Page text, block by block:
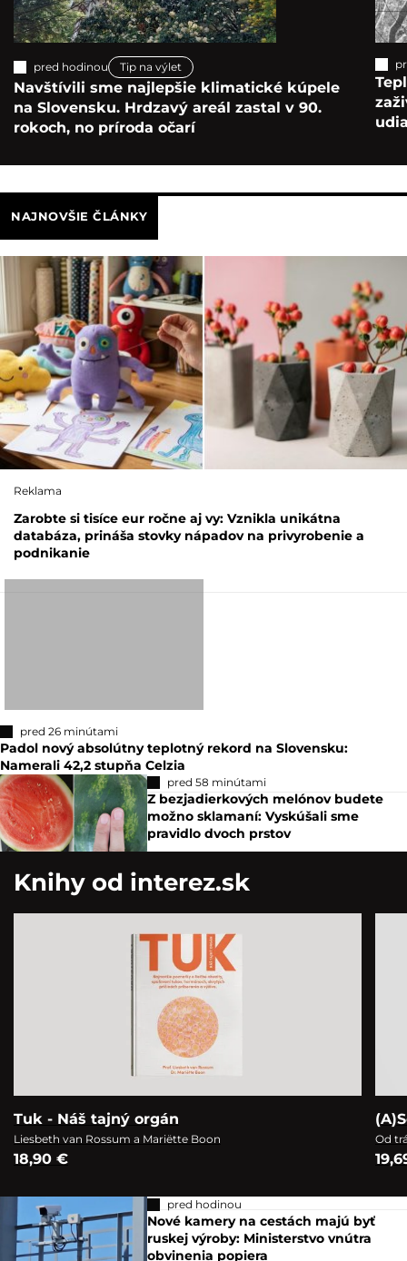
pred hodinou Tip na výlet
Navštívili sme najlepšie klimatické kúpele
na Slovensku. Hrdzavý areál zastal v 90.
rokoch, no príroda očarí
NAJNOVŠIE ČLÁNKY
Reklama
Zarobte si tisíce eur ročne aj vy: Vznikla unikátna
databáza, prináša stovky nápadov na privyrobenie a
podnikanie
pred 26 minútami
Padol nový absolútny teplotný rekord na Slovensku:
Namerali 42,2 stupňa Celzia
pred 58 minútami
Z bezjadierkových melónov budete
možno sklamaní: Vyskúšali sme
pravidlo dvoch prstov
Knihy od interez.sk
Tuk - Náš tajný orgán
Liesbeth van Rossum a Mariëtte Boon
18,90 €
Od
pred hodinou
Nové kamery na cestách majú byť
ruskej výroby: Ministerstvo vnútra
obvinenia popiera